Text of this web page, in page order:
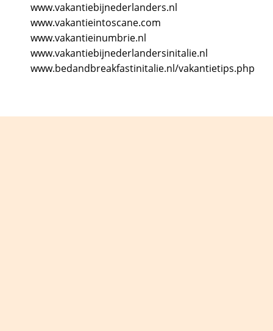
www.vakantiebijnederlanders.nl
www.vakantieintoscane.com
www.vakantieinumbrie.nl
www.vakantiebijnederlandersinitalie.nl
www.bedandbreakfastinitalie.nl/vakantietips.php